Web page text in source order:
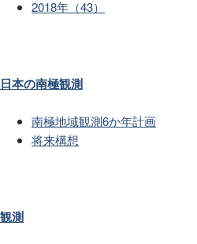
2018年（43）
日本の南極観測
南極地域観測6か年計画
将来構想
観測